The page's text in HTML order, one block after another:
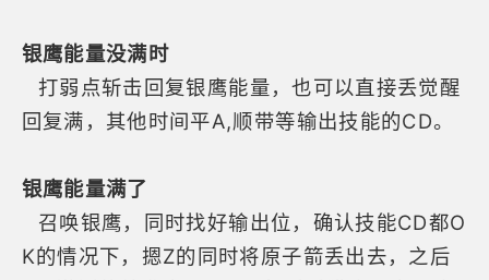
银鹰能量没满时
打弱点斩击回复银鹰能量，也可以直接丢觉醒
回复满，其他时间平A,顺带等输出技能的CD。
银鹰能量满了
召唤银鹰，同时找好输出位，确认技能CD都O
K的情况下，摁Z的同时将原子箭丢出去，之后